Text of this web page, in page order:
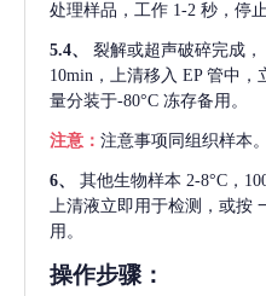
处理样品，工作 1-2 秒，停
5.4、 裂解或超声破碎完成，
10min，上清移入 EP 管中
量分装于-80°C 冻存备用。
注意： 注意事项同组织样本。
6、 其他生物样本 2-8°C，
上清液立即用于检测，或按
用。
操作步骤：